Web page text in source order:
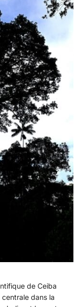
de Ceiba
dans la